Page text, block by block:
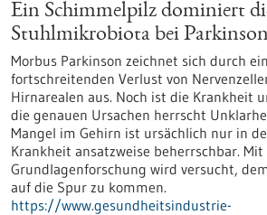
Ein Schimmelpilz dominiert
Stuhlmikrobiota bei
Morbus Parkinson zeichnet sich durch
fortschreitenden Verlust von
Hirnarealen aus. Noch ist die Krankheit
die genauen Ursachen herrscht
Mangel im Gehirn ist ursächlich nur in
Krankheit ansatzweise beherrschbar. Mit
Grundlagenforschung wird versucht,
auf die Spur zu kommen.
https://www.gesundheitsindustrie-